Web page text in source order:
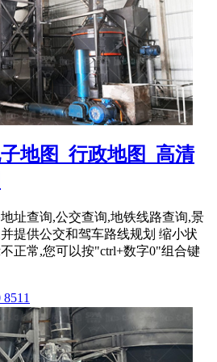
地图_行政地图_高清
址查询,公交查询,地铁线路查询,景
提供公交和驾车路线规划 缩小状
正常,您可以按"ctrl+数字0"组合键